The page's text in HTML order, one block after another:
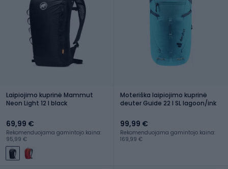
Laipiojimo kuprinė Mammut
Neon Light 12 l black
69,99 €
Rekomenduojama gamintojo kaina:
95,99 €
Moteriška laipiojimo kuprinė
deuter Guide 22 l SL lagoon/ink
99,99 €
Rekomenduojama gamintojo kaina:
169,99 €